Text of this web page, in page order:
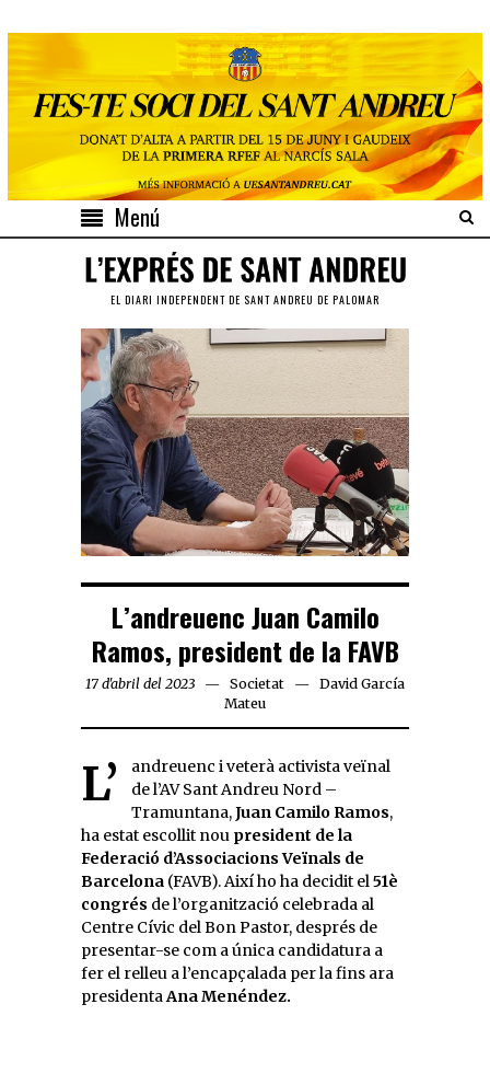
Menú
EL DIARI INDEPENDENT DE SANT ANDREU DE PALOMAR
L’andreuenc Juan Camilo
Ramos, president de la FAVB
17 d'abril del 2023 Societat
David García
Mateu
L’andreuenc i veterà activista veïnal
de l’AV Sant Andreu Nord –
Tramuntana,Juan Camilo Ramos,
ha estat escollit nou president de la
Federació d’Associacions Veïnals de
Barcelona (FAVB). Així ho ha decidit el 51è
congrés de l’organització celebrada al
Centre Cívic del Bon Pastor, després de
presentar-se com a única candidatura a
fer el relleu a l’encapçalada per la fins ara
presidenta Ana Menéndez.